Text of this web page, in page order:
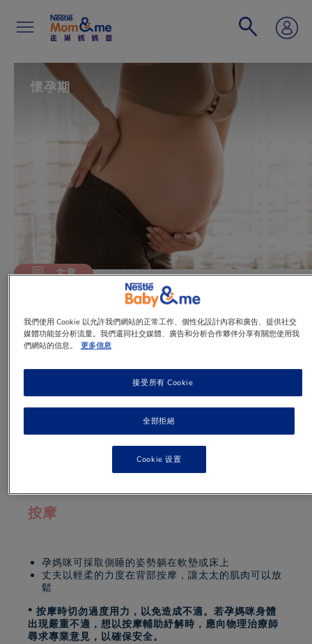
Search
懷孕期
文章
簡易按摩紓緩腰背痛
孕媽咪懷孕期踏入第 4 至 5 個月起，由於肚子
到腰背比較疲累。不妨以按摩或熱敷來紓緩一
下。
1 min to read
按摩
孕媽咪可採取側睡的姿勢躺在軟墊或床上
丈夫以輕柔的力度在背部按摩，讓太太的肌肉可以放
鬆
* 按摩時切勿過度用力，以免造成不適。若孕媽咪身體
出現嚴重不適，想以按摩輔助紓解時，應向物理治療師
尋求專業意見，以確保安全。
我們使用 Cookie 以允許我們網站的正常工作、個性化設計內容和廣告、提供社交
媒體功能並分析流量。我們還同社交媒體、廣告和分析合作夥伴分享有關您使用我
們網站的信息。
更多信息
全部拒絕
接受所有 Cookie
Cookie 设置